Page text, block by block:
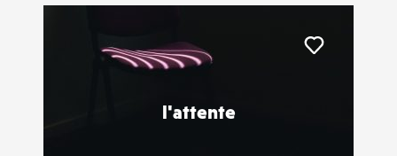
l'attente